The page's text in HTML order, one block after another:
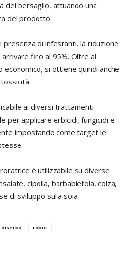
del bersaglio, attuando una
del prodotto.
presenza di infestanti, la riduzione
fino al 95%. Oltre al
economico, si ottiene quindi anche
ai diversi trattamenti
per applicare erbicidi, fungicidi e
impostando come target le
è utilizzabile su diverse
cipolla, barbabietola, colza,
di sviluppo sulla soia.
diserbo robot